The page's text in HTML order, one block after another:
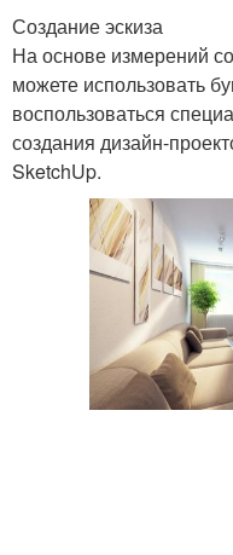
Создание эскиза
На основе измерений
можете использовать
воспользоваться
создания дизайн-
SketchUp.